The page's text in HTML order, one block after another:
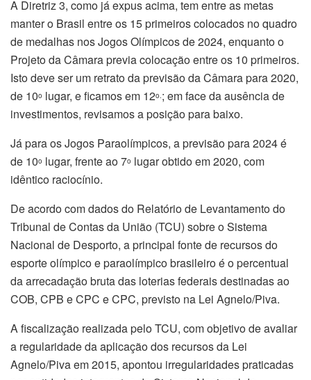
A Diretriz 3, como já expus acima, tem entre as metas
manter o Brasil entre os 15 primeiros colocados no quadro
de medalhas nos Jogos Olímpicos de 2024, enquanto o
Projeto da Câmara previa colocação entre os 10 primeiros.
Isto deve ser um retrato da previsão da Câmara para 2020,
de 10o lugar, e ficamos em 12o. ; em face da ausência de
investimentos, revisamos a posição para baixo.
Já para os Jogos Paraolímpicos, a previsão para 2024 é
de 10o lugar, frente ao 7o lugar obtido em 2020, com
idêntico raciocínio.
De acordo com dados do Relatório de Levantamento do
Tribunal de Contas da União (TCU) sobre o Sistema
Nacional de Desporto, a principal fonte de recursos do
esporte olímpico e paraolímpico brasileiro é o percentual
da arrecadação bruta das loterias federais destinadas ao
COB, CPB e CPC e CPC, previsto na Lei Agnelo/Piva.
A fiscalização realizada pelo TCU, com objetivo de avaliar
a regularidade da aplicação dos recursos da Lei
Agnelo/Piva em 2015, apontou irregularidades praticadas